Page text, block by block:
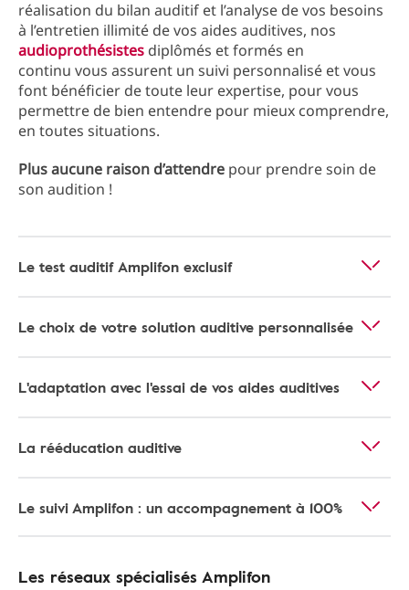
réalisation du bilan auditif et l’analyse de vos besoins
à l’entretien illimité de vos aides auditives, nos
audioprothésistes diplômés et formés en
continu vous assurent un suivi personnalisé et vous
font bénéficier de toute leur expertise, pour vous
permettre de bien entendre pour mieux comprendre,
en toutes situations.
Plus aucune raison d’attendre pour prendre soin de
son audition !
Le test auditif Amplifon exclusif
Le choix de votre solution auditive personnalisée
L'adaptation avec l'essai de vos aides auditives
La rééducation auditive
Le suivi Amplifon : un accompagnement à 100%
Les réseaux spécialisés Amplifon